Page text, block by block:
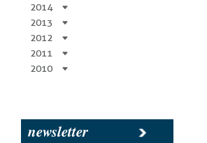
2014
2013
2012
2011
2010
newsletter